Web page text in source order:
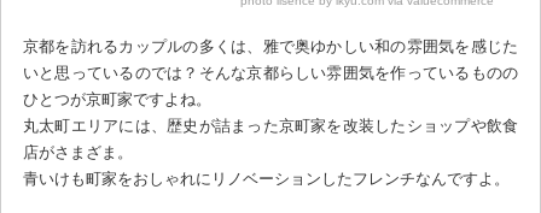
京都を訪れるカップルの多くは、雅で奥ゆかしい和の雰囲気を感じた
いと思っているのでは？そんな京都らしい雰囲気を作っているものの
ひとつが京町家ですよね。
丸太町エリアには、歴史が詰まった京町家を改装したショップや飲食
店がさまざま。
青いけも町家をおしゃれにリノベーションしたフレンチなんですよ。